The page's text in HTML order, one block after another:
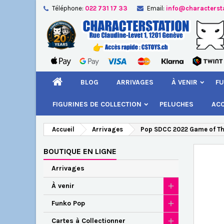
Téléphone: 022 731 17 33 Email:
BLOG ARRIVAGES À VENIR
FIGURINES DE COLLECTION PELUCHES
Accueil Arrivages Pop SDCC 2022 Game of
BOUTIQUE EN LIGNE
Arrivages
À venir
Funko Pop
Cartes à Collectionner